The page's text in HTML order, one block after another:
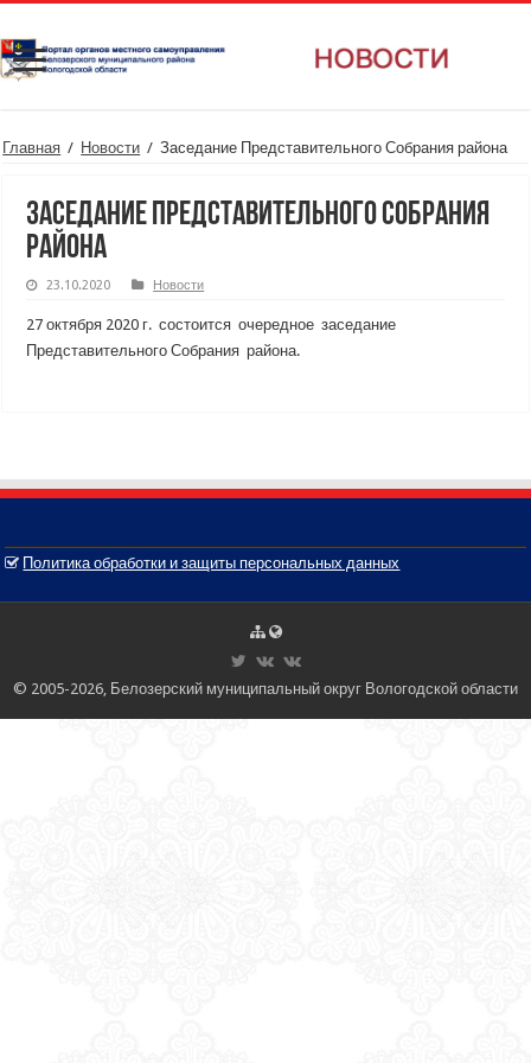
Главная / Новости / Заседание Представительного Собрания района
Заседание Представительного Собрания
района
23.10.2020 Новости
27 октября 2020 г. состоится очередное заседание
Представительного Собрания района.
Политика обработки и защиты персональных данных
© 2005-2026, Белозерский муниципальный округ Вологодской области